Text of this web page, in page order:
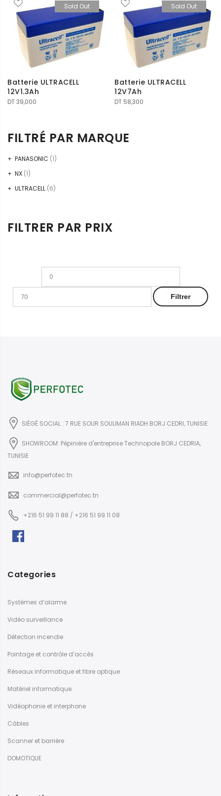
Sold Out
Batterie ULTRACELL
12V1.3Ah
DT39,000
Sold Out
Batterie ULTRACELL
12V7Ah
DT 58,300
FILTRÉ PAR MARQUE
PANASONIC (1)
NX (1)
ULTRACELL (6)
FILTRER PAR PRIX
Filtrer
SIÉGÉ SOCIAL : 7 RUE SOUR SOULIMAN RIADH BORJ CEDRI, TUNISIE
SHOWROOM: Pépinière d'entreprise Technopole BORJ CEDRIA,
TUNISIE
info@perfotec.tn
commercial@perfotec.tn
+216 51 99 11 88 / +216 51 99 11 08
Categories
Systèmes d’alarme
Vidéo surveillance
Détection incendie
Pointage et contrôle d’accès
Réseaux informatique et fibre optique
Matériel informatique
Vidéophonie et interphone
Câbles
Scanner et barrière
DOMOTIQUE